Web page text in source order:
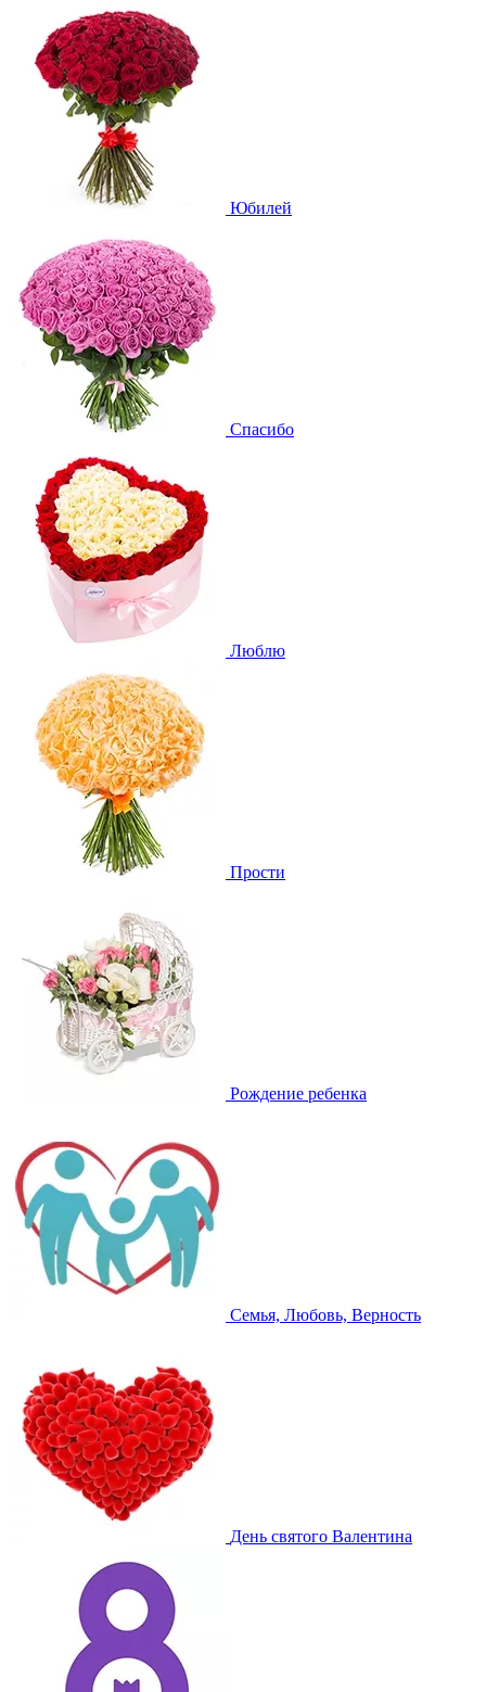
Юбилей
Спасибо
Люблю
Прости
Рождение ребенка
Семья, Любовь, Верность
День святого Валентина